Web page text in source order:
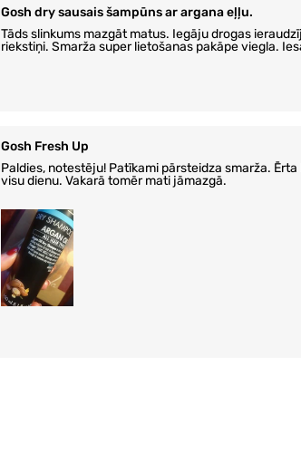
Gosh dry sausais šampūns ar argana eļļu.
Tāds slinkums mazgāt matus. Iegāju drogas
riekstiņi. Smarža super lietošanas pakāpe viegla.
Gosh Fresh Up
Paldies, notestēju! Patīkami pārsteidza smarža.
visu dienu. Vakarā tomēr mati jāmazgā.